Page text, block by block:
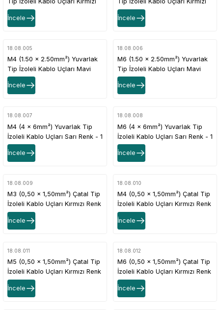
Renk - 1 Paket - 200Adet
İncele
Renk - 1 Paket - 200Adet
İncele
18.08.005
M4 (1.50 x 2.50mm²) Yuvarlak
Tip İzoleli Kablo Uçları Mavi
Renk - 1 Paket - 200Adet
İncele
18.08.006
M6 (1.50 x 2.50mm²) Yuvarlak
Tip İzoleli Kablo Uçları Mavi
Renk - 1 Paket - 200Adet
İncele
18.08.007
M4 (4 x 6mm²) Yuvarlak Tip
İzoleli Kablo Uçları Sarı Renk - 1
Paket - 100Adet
İncele
18.08.008
M6 (4 x 6mm²) Yuvarlak Tip
İzoleli Kablo Uçları Sarı Renk - 1
Paket - 100Adet
İncele
18.08.009
M3 (0,50 x 1,50mm²) Çatal Tip
İzoleli Kablo Uçları Kırmızı Renk
- 1 Paket - 200Adet
İncele
18.08.010
M4 (0,50 x 1,50mm²) Çatal Tip
İzoleli Kablo Uçları Kırmızı Renk
- 1 Paket - 200Adet
İncele
18.08.011
M5 (0,50 x 1,50mm²) Çatal Tip
İzoleli Kablo Uçları Kırmızı Renk
- 1 Paket - 200Adet
İncele
18.08.012
M6 (0,50 x 1,50mm²) Çatal Tip
İzoleli Kablo Uçları Kırmızı Renk
- 1 Paket - 200Adet
İncele